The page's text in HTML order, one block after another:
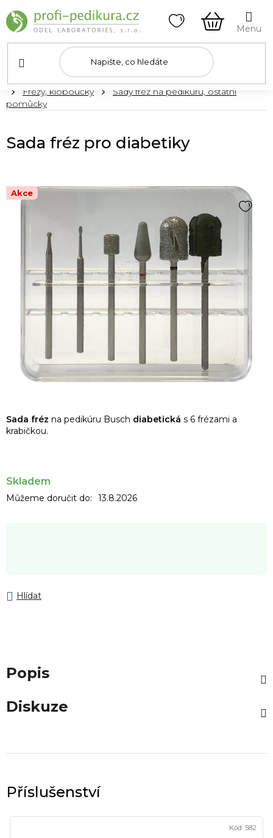
na
obsah
NÁKUPNÍ
KOŠÍK
DomůFrézy, kloboučky
Sady fréz na pedikúru, ostatní
pomůcky
Sada fréz na pedikúru Busch diabetická s 6 frézami a
krabičkou.
Skladem
Můžeme doručit do: 13.8.2026
Hlídat
Sada fréz pro diabetiky
Akce
Popis
Diskuze
Kód: 582